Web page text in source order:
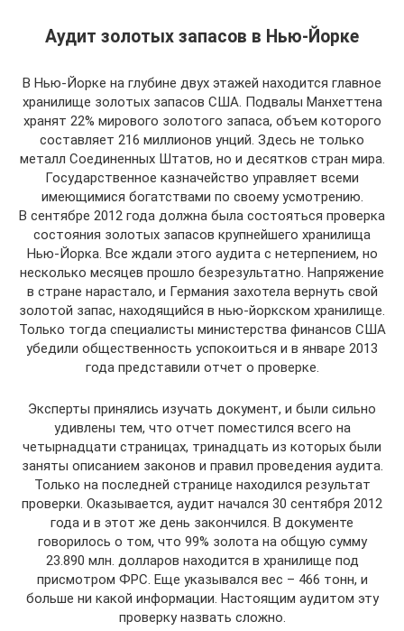
Аудит золотых запасов в Нью-Йорке
В Нью-Йорке на глубине двух этажей находится главное
хранилище золотых запасов США. Подвалы Манхеттена
хранят 22% мирового золотого запаса, объем которого
составляет 216 миллионов унций. Здесь не только
металл Соединенных Штатов, но и десятков стран мира.
Государственное казначейство управляет всеми
имеющимися богатствами по своему усмотрению.
В сентябре 2012 года должна была состояться проверка
состояния золотых запасов крупнейшего хранилища
Нью-Йорка. Все ждали этого аудита с нетерпением, но
несколько месяцев прошло безрезультатно. Напряжение
в стране нарастало, и Германия захотела вернуть свой
золотой запас, находящийся в нью-йоркском хранилище.
Только тогда специалисты министерства финансов США
убедили общественность успокоиться и в январе 2013
года представили отчет о проверке.
Эксперты принялись изучать документ, и были сильно
удивлены тем, что отчет поместился всего на
четырнадцати страницах, тринадцать из которых были
заняты описанием законов и правил проведения аудита.
Только на последней странице находился результат
проверки. Оказывается, аудит начался 30 сентября 2012
года и в этот же день закончился. В документе
говорилось о том, что 99% золота на общую сумму
23.890 млн. долларов находится в хранилище под
присмотром ФРС. Еще указывался вес – 466 тонн, и
больше ни какой информации. Настоящим аудитом эту
проверку назвать сложно.